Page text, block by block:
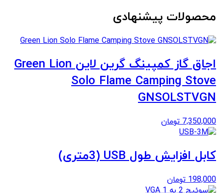
محصولات پیشنهادی
اجاق گاز کمپینگ گرین لاین Green Lion
Solo Flame Camping Stove
GNSOLSTVGN
7,350,000 تومان
کابل افزایش طول USB (3متری)
198,000 تومان